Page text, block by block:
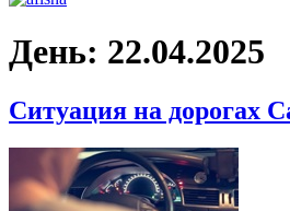
День: 22.04.2025
Ситуация на дорогах